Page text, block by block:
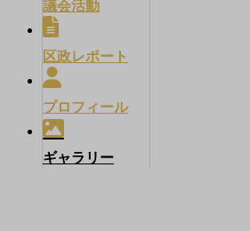
議会活動
区政レポート
プロフィール
ギャラリー